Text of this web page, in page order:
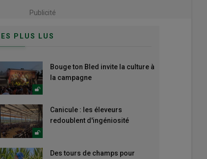
Publicité
PLUS LUS
Bouge ton Bled invite la culture à
la campagne
Canicule : les éleveurs
redoublent d'ingéniosité
Des tours de champs pour